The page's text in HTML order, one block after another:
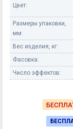
Цвет:
Размеры упаковки,
мм:
Вес изделия, кг:
Фасовка:
Число эффектов: